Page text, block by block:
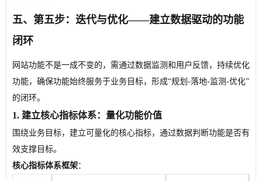
五、第五步：迭代与优化——建立数据驱动的功能
闭环
网站功能不是一成不变的，需通过数据监测和用户反馈，持续优化
功能，确保功能始终服务于业务目标，形成“规划-落地-监测-优化”
的闭环。
1. 建立核心指标体系：量化功能价值
围绕业务目标，建立可量化的核心指标，通过数据判断功能是否有
效支撑目标。
核心指标体系框架：